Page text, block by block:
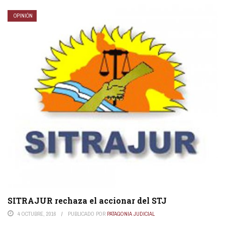
OPINIÓN
SITRAJUR rechaza el accionar del STJ
4 OCTUBRE, 2016 PUBLICADO POR PATAGONIA JUDICIAL